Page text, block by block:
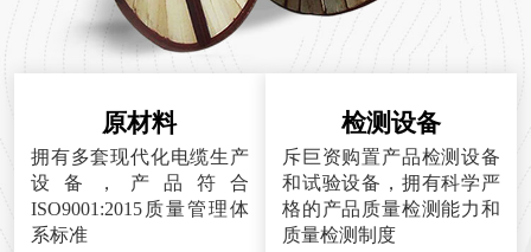
原材料
拥有多套现代化电缆生产
设备，产品符合
ISO9001:2015质量管理体
系标准
检测设备
斥巨资购置产品检测设备
和试验设备，拥有科学严
格的产品质量检测能力和
质量检测制度